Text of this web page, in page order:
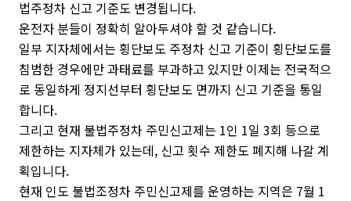
법주정차 신고 기준도 변경됩니다.
운전자 분들이 정확히 알아두셔야 할 것 같습니다.
일부 지자체에서는 횡단보도 주정차 신고 기준이 횡단보도를
침범한 경우에만 과태료를 부과하고 있지만 이제는 전국적으
로 동일하게 정지선부터 횡단보도 면까지 신고 기준을 통일
합니다.
그리고 현재 불법주정차 주민신고제는 1인 1일 3회 등으로
제한하는 지자체가 있는데, 신고 횟수 제한도 폐지해 나갈 계
획입니다.
현재 인도 불법조정차 주민신고제를 운영하는 지역은 7월 1